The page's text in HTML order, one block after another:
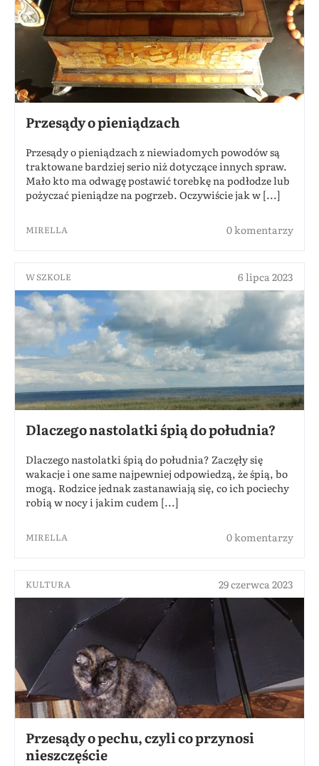
Przesądy o pieniądzach
Przesądy o pieniądzach z niewiadomych powodów są
traktowane bardziej serio niż dotyczące innych spraw.
Mało kto ma odwagę postawić torebkę na podłodze lub
pożyczać pieniądze na pogrzeb. Oczywiście jak w [...]
MIRELLA 0 komentarzy
W SZKOLE 6 lipca 2023
Dlaczego nastolatki śpią do południa?
Dlaczego nastolatki śpią do południa? Zaczęły się
wakacje i one same najpewniej odpowiedzą, że śpią, bo
mogą. Rodzice jednak zastanawiają się, co ich pociechy
robią w nocy i jakim cudem [...]
MIRELLA 0 komentarzy
KULTURA 29 czerwca 2023
Przesądy o pechu, czyli co przynosi
nieszczęście